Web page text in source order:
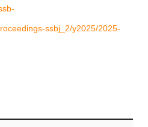
ssbj_2/y2025/2025-